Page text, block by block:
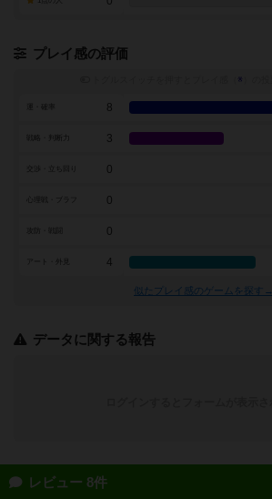
プレイ感の評価
※
8
戦略・判断力 3
0
0
0
アート・外見 4
似たプレイ感のゲームを探す→
データに関する報告
レビュー 8件